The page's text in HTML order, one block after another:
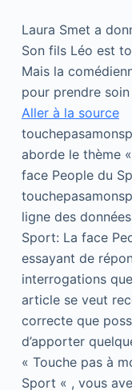
Laura Smet a
Son fils Léo est
Mais la
pour prendre soin
Aller à la source
aborde le thème
face People du
ligne des
Sport: La face
essayant de
interrogations
article se veut
correcte que
d’apporter
« Touche pas à
Sport « , vous